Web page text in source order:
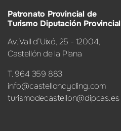
Patronato Provincial de
Turismo Diputación Provincial
Av. Vall d’Uixó, 25 - 12004,
Castellón de la Plana
T. 964 359 883
info@castelloncycling.com
turismodecastellon@dipcas.es